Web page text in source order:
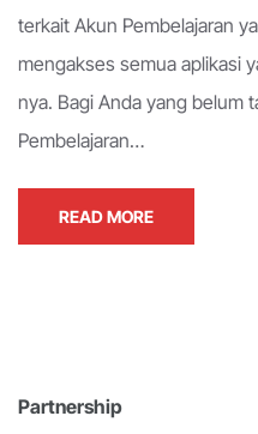
terkait Akun Pembelajaran
mengakses semua aplikasi
nya. Bagi Anda yang belum
Pembelajaran…
READ MORE
Partnership